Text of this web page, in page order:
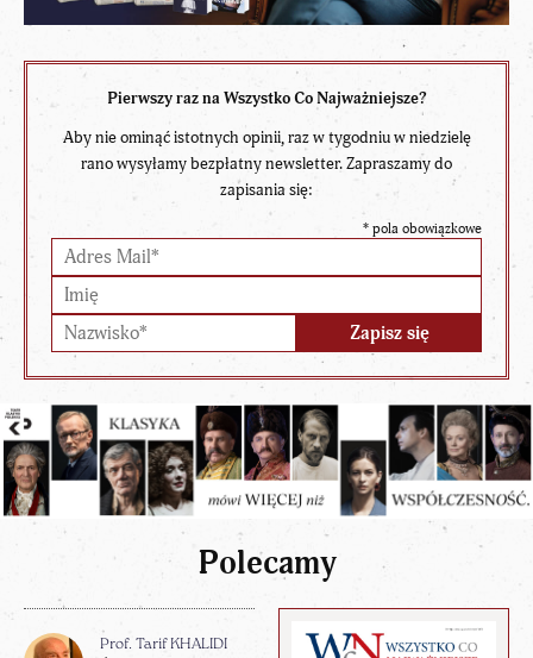
Pierwszy raz na Wszystko Co Najważniejsze?
Aby nie ominąć istotnych opinii, raz w tygodniu w niedzielę
rano wysyłamy bezpłatny newsletter. Zapraszamy do
zapisania się:
* pola obowiązkowe
Polecamy
Prof. Tarif KHALIDI